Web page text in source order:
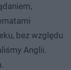
bez względu
Anglii.